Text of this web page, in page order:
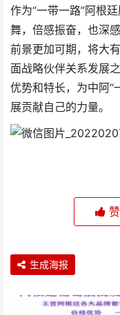
作为“一带一路”阿根
舞，倍感振奋，也深
前景更加可期，将大
面战略伙伴关系发展
优势和特长，为中阿“
展贡献自己的力量。
赞
生成海报